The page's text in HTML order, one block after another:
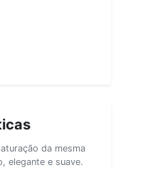
da mesma
elegante e suave.